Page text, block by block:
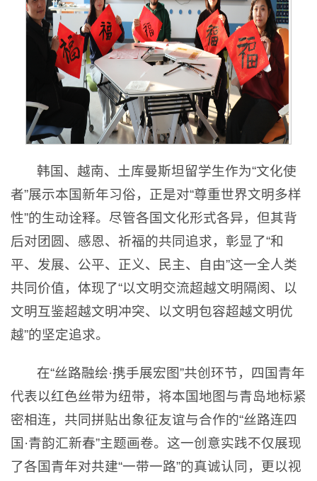
韩国、越南、土库曼斯坦留学生作为“文化使
者”展示本国新年习俗，正是对“尊重世界文明多样
性”的生动诠释。尽管各国文化形式各异，但其背
后对团圆、感恩、祈福的共同追求，彰显了“和
平、发展、公平、正义、民主、自由”这一全人类
共同价值，体现了“以文明交流超越文明隔阂、以
文明互鉴超越文明冲突、以文明包容超越文明优
越”的坚定追求。
在“丝路融绘·携手展宏图”共创环节，四国青年
代表以红色丝带为纽带，将本国地图与青岛地标紧
密相连，共同拼贴出象征友谊与合作的“丝路连四
国·青韵汇新春”主题画卷。这一创意实践不仅展现
了各国青年对共建“一带一路”的真诚认同，更以视